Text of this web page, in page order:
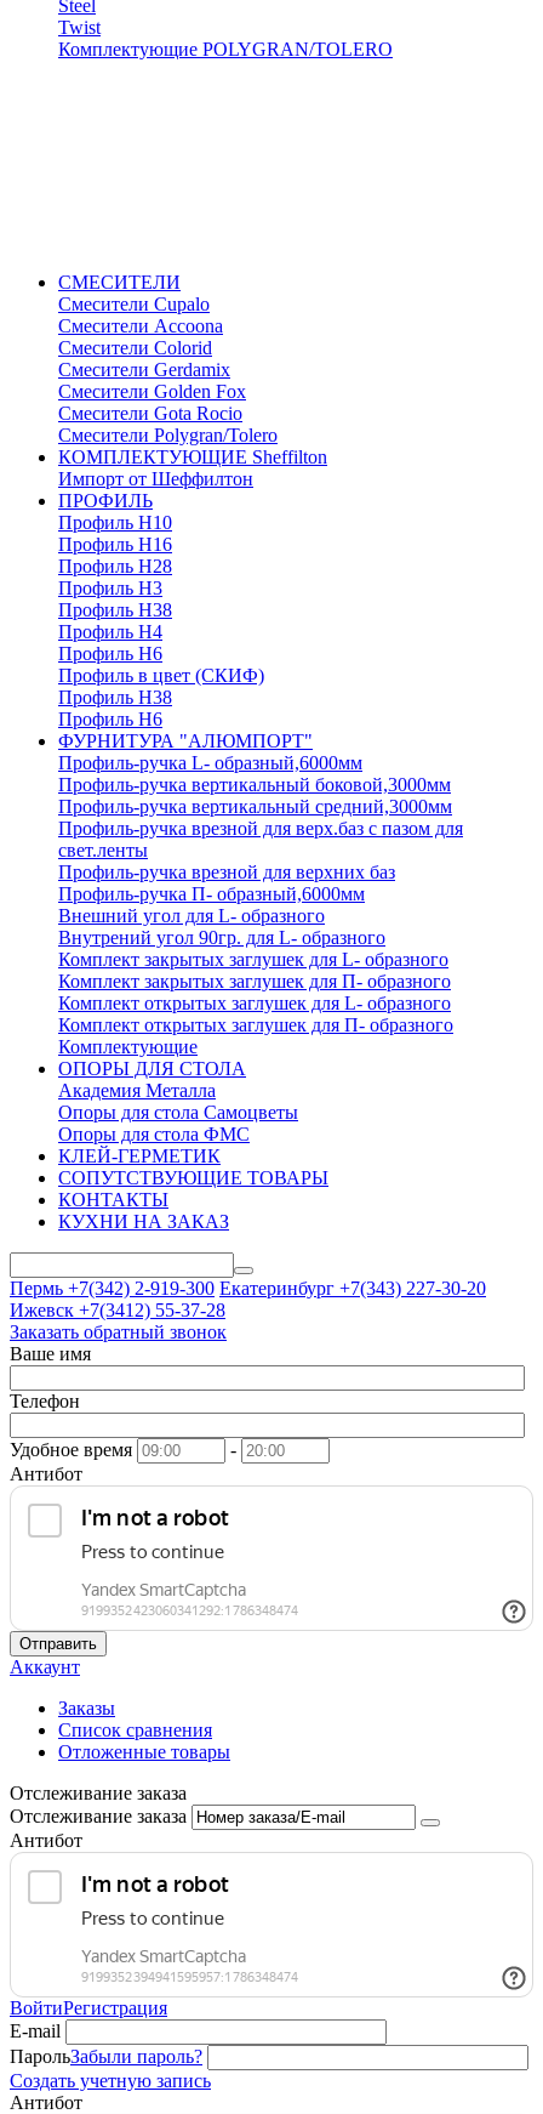
Steel
Twist
Комплектующие POLYGRAN/TOLERO
СМЕСИТЕЛИ
Cмесители Cupalo
Смесители Accoona
Смесители Colorid
Смесители Gerdamix
Смесители Golden Fox
Смесители Gota Rocio
Смесители Polygran/Tolero
КОМПЛЕКТУЮЩИЕ Sheffilton
Импорт от Шеффилтон
ПРОФИЛЬ
Профиль H10
Профиль H16
Профиль H28
Профиль H3
Профиль H38
Профиль H4
Профиль H6
Профиль в цвет (СКИФ)
Профиль H38
Профиль H6
ФУРНИТУРА "АЛЮМПОРТ"
Профиль-ручка L- образный,6000мм
Профиль-ручка вертикальный боковой,3000мм
Профиль-ручка вертикальный средний,3000мм
Профиль-ручка врезной для верх.баз с пазом для
свет.ленты
Профиль-ручка врезной для верхних баз
Профиль-ручка П- образный,6000мм
Внешний угол для L- образного
Внутрений угол 90гр. для L- образного
Комплект закрытых заглушек для L- образного
Комплект закрытых заглушек для П- образного
Комплект открытых заглушек для L- образного
Комплект открытых заглушек для П- образного
Комплектующие
ОПОРЫ ДЛЯ СТОЛА
Академия Металла
Опоры для стола Самоцветы
Опоры для стола ФМС
КЛЕЙ-ГЕРМЕТИК
СОПУТСТВУЮЩИЕ ТОВАРЫ
КОНТАКТЫ
КУХНИ НА ЗАКАЗ
Пермь +7(342) 2-919-300 Екатеринбург +7(343) 227-30-20
Ижевск +7(3412) 55-37-28
Заказать обратный звонок
Ваше имя
Телефон
Удобное время
-
Антибот
Отправить
Аккаунт
Заказы
Список сравнения
Отложенные товары
Отслеживание заказа
Отслеживание заказа
Антибот
ВойтиРегистрация
E-mail
ПарольЗабыли пароль?
Создать учетную запись
Антибот